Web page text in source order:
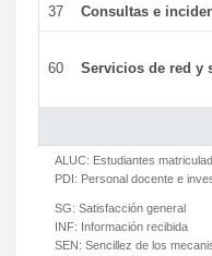
37 Consultas e
60 Servicios de red y
ALUC: Estudiantes
PDI: Personal docente e
SG: Satisfacción general
INF: Información recibida
SEN: Sencillez de los